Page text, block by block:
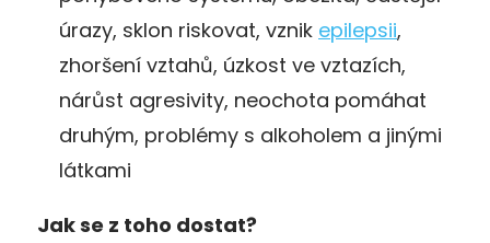
úrazy, sklon riskovat, vznik epilepsii,
zhoršení vztahů, úzkost ve vztazích,
nárůst agresivity, neochota pomáhat
druhým, problémy s alkoholem a jinými
látkami
Jak se z toho dostat?